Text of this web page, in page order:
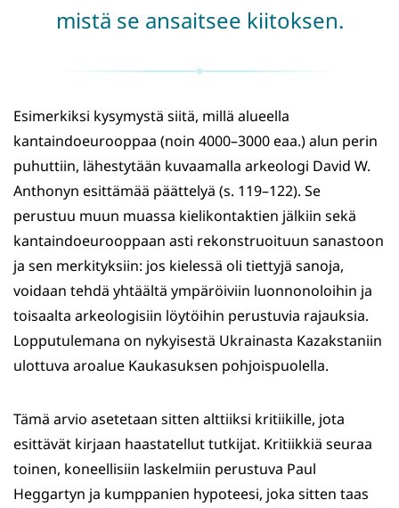
mistä se ansaitsee kiitoksen.
Esimerkiksi kysymystä siitä, millä alueella
kantaindoeurooppaa (noin 4000–3000 eaa.) alun perin
puhuttiin, lähestytään kuvaamalla arkeologi David W.
Anthonyn esittämää päättelyä (s. 119–122). Se
perustuu muun muassa kielikontaktien jälkiin sekä
kantaindoeurooppaan asti rekonstruoituun sanastoon
ja sen merkityksiin: jos kielessä oli tiettyjä sanoja,
voidaan tehdä yhtäältä ympäröiviin luonnonoloihin ja
toisaalta arkeologisiin löytöihin perustuvia rajauksia.
Lopputulemana on nykyisestä Ukrainasta Kazakstaniin
ulottuva aroalue Kaukasuksen pohjoispuolella.
Tämä arvio asetetaan sitten alttiiksi kritiikille, jota
esittävät kirjaan haastatellut tutkijat. Kritiikkiä seuraa
toinen, koneellisiin laskelmiin perustuva Paul
Heggartyn ja kumppanien hypoteesi, joka sitten taas